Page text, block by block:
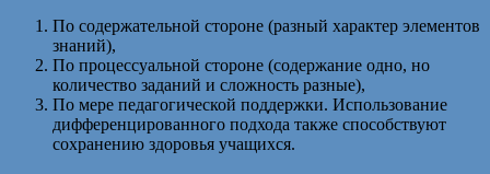
По содержательной стороне (разный характер элементов
знаний),
По процессуальной стороне (содержание одно, но
количество заданий и сложность разные),
По мере педагогической поддержки. Использование
дифференцированного подхода также способствуют
сохранению здоровья учащихся.